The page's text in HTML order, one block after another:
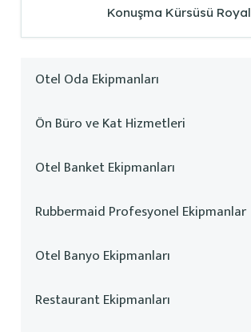
Konuşma Kürsüsü Royal
Otel Oda Ekipmanları
Ön Büro ve Kat Hizmetleri
Otel Banket Ekipmanları
Rubbermaid Profesyonel Ekipmanlar
Otel Banyo Ekipmanları
Restaurant Ekipmanları